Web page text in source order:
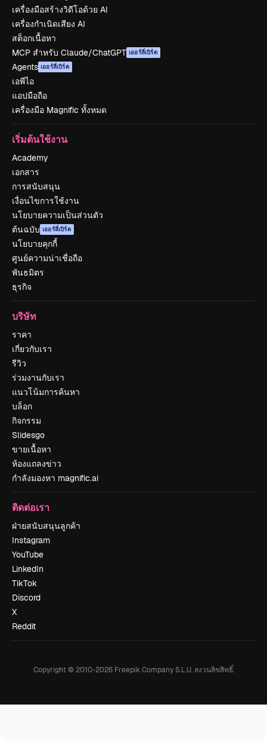
เครื่องมือสร้างวิดีโอด้วย AI
เครื่องกำเนิดเสียง AI
สต็อกเนื้อหา
MCP สำหรับ Claude/ChatGPT เออร์ลี่เบิร์ด
Agents เออร์ลี่เบิร์ด
เอพีไอ
แอปมือถือ
เครื่องมือ Magnific ทั้งหมด
เริ่มต้นใช้งาน
Academy
เอกสาร
การสนับสนุน
เงื่อนไขการใช้งาน
นโยบายความเป็นส่วนตัว
ต้นฉบับ เออร์ลี่เบิร์ด
นโยบายคุกกี้
ศูนย์ความน่าเชื่อถือ
พันธมิตร
ธุรกิจ
บริษัท
ราคา
เกี่ยวกับเรา
รีวิว
ร่วมงานกับเรา
แนวโน้มการค้นหา
บล็อก
กิจกรรม
Slidesgo
ขายเนื้อหา
ห้องแถลงข่าว
กำลังมองหา magnific.ai
ติดต่อเรา
ฝ่ายสนับสนุนลูกค้า
Instagram
YouTube
LinkedIn
TikTok
Discord
X
Reddit
Copyright © 2010-2026Freepik Company S.L.U. สงวนลิขสิทธิ์.